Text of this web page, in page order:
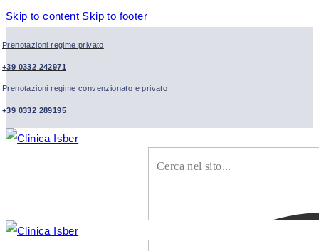
Skip to content Skip to footer
Prenotazioni regime privato
+39 0332 242971
Prenotazioni regime convenzionato e privato
+39 0332 289195